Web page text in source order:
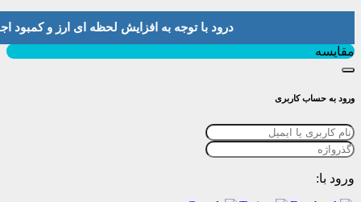
درود با توجه به افزایش لحظه ای ارز و کمبود اجناس لطفا موجودی
مقایسه
ورود به حساب کاربری
ورود با: